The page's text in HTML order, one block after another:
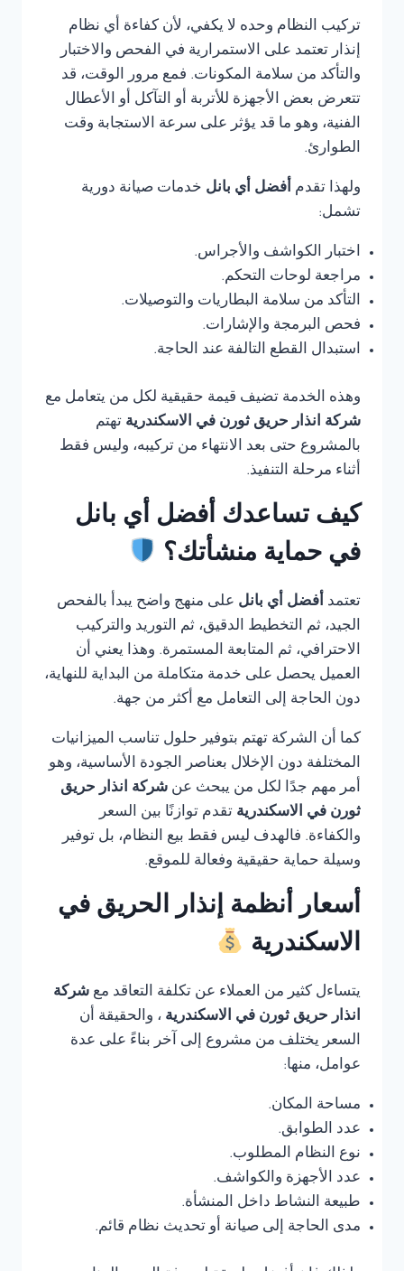
تركيب النظام وحده لا يكفي، لأن كفاءة أي نظام
إنذار تعتمد على الاستمرارية في الفحص والاختبار
والتأكد من سلامة المكونات. فمع مرور الوقت، قد
تتعرض بعض الأجهزة للأتربة أو التآكل أو الأعطال
الفنية، وهو ما قد يؤثر على سرعة الاستجابة وقت
الطوارئ.
ولهذا تقدم أفضل أي بانل خدمات صيانة دورية
تشمل:
اختبار الكواشف والأجراس.
مراجعة لوحات التحكم.
التأكد من سلامة البطاريات والتوصيلات.
فحص البرمجة والإشارات.
استبدال القطع التالفة عند الحاجة.
وهذه الخدمة تضيف قيمة حقيقية لكل من يتعامل مع
شركة انذار حريق ثورن في الاسكندرية تهتم
بالمشروع حتى بعد الانتهاء من تركيبه، وليس فقط
أثناء مرحلة التنفيذ.
كيف تساعدك أفضل أي بانل
في حماية منشأتك؟
تعتمد أفضل أي بانل على منهج واضح يبدأ بالفحص
الجيد، ثم التخطيط الدقيق، ثم التوريد والتركيب
الاحترافي، ثم المتابعة المستمرة. وهذا يعني أن
العميل يحصل على خدمة متكاملة من البداية للنهاية،
دون الحاجة إلى التعامل مع أكثر من جهة.
كما أن الشركة تهتم بتوفير حلول تناسب الميزانيات
المختلفة دون الإخلال بعناصر الجودة الأساسية، وهو
أمر مهم جدًا لكل من يبحث عن شركة انذار حريق
ثورن في الاسكندرية تقدم توازنًا بين السعر
والكفاءة. فالهدف ليس فقط بيع النظام، بل توفير
وسيلة حماية حقيقية وفعالة للموقع.
أسعار أنظمة إنذار الحريق في
الاسكندرية
يتساءل كثير من العملاء عن تكلفة التعاقد مع شركة
انذار حريق ثورن في الاسكندرية ، والحقيقة أن
السعر يختلف من مشروع إلى آخر بناءً على عدة
عوامل، منها:
مساحة المكان.
عدد الطوابق.
نوع النظام المطلوب.
عدد الأجهزة والكواشف.
طبيعة النشاط داخل المنشأة.
مدى الحاجة إلى صيانة أو تحديث نظام قائم.